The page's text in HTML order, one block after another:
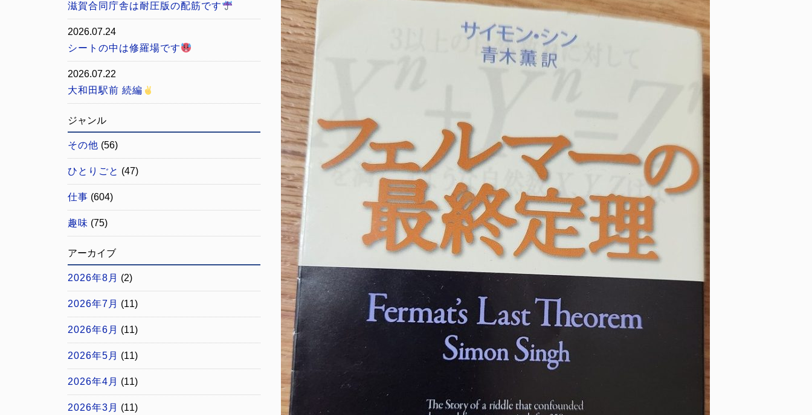
滋賀合同庁舎は耐圧版の配筋です
2026.07.24
シートの中は修羅場です
2026.07.22
大和田駅前 続編
ジャンル
その他 (56)
ひとりごと (47)
仕事 (604)
趣味 (75)
アーカイブ
2026年8月 (2)
2026年7月 (11)
2026年6月 (11)
2026年5月 (11)
2026年4月 (11)
2026年3月 (11)